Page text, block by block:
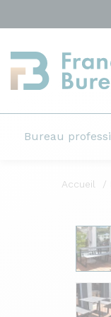
Bureau
Accueil